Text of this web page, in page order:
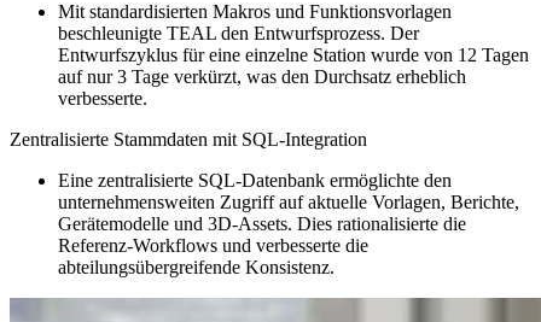
Mit standardisierten Makros und Funktionsvorlagen
beschleunigte TEAL den Entwurfsprozess. Der
Entwurfszyklus für eine einzelne Station wurde von 12 Tagen
auf nur 3 Tage verkürzt, was den Durchsatz erheblich
verbesserte.
Zentralisierte Stammdaten mit SQL-Integration
Eine zentralisierte SQL-Datenbank ermöglichte den
unternehmensweiten Zugriff auf aktuelle Vorlagen, Berichte,
Gerätemodelle und 3D-Assets. Dies rationalisierte die
Referenz-Workflows und verbesserte die
abteilungsübergreifende Konsistenz.